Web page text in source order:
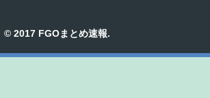
© 2017 FGOまとめ速報.